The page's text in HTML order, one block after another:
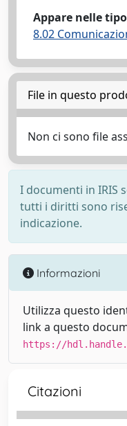
Appare nelle
8.02
File in questo
Non ci sono file
I documenti in IRIS
tutti i diritti sono
indicazione.
Informazioni
Utilizza questo
link a questo
https://
Citazioni